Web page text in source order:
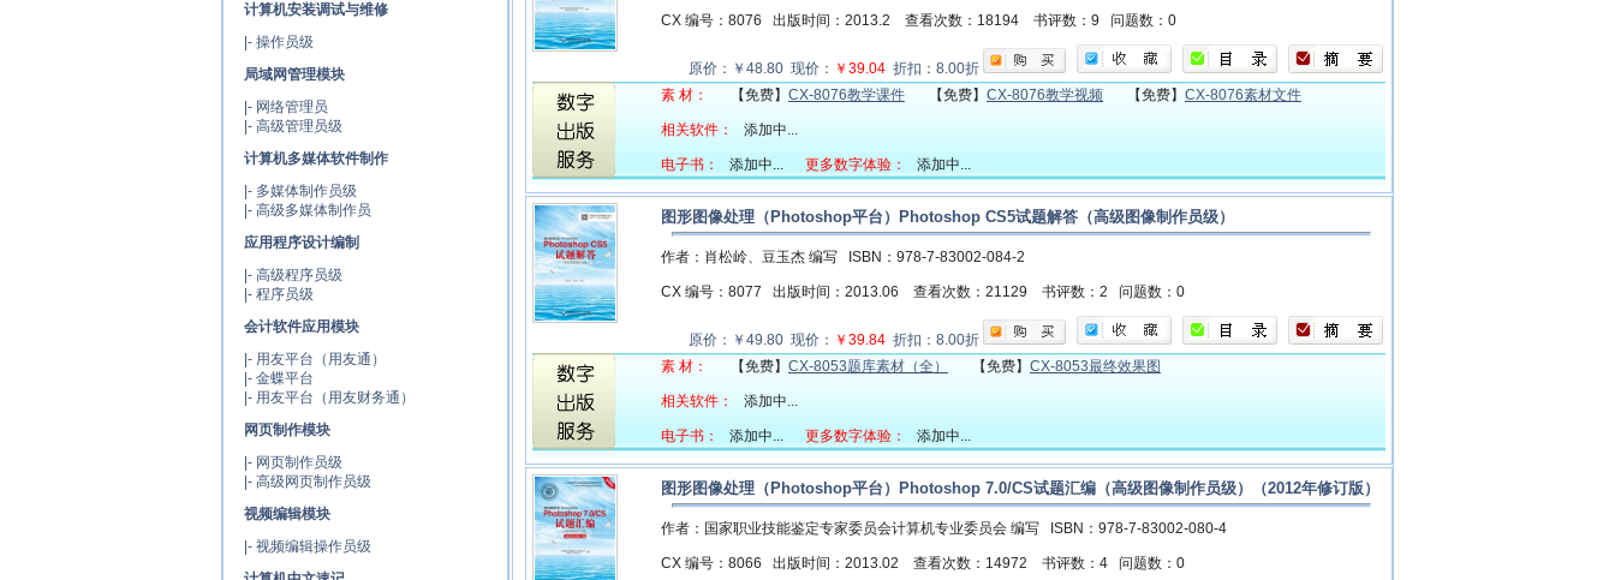
计算机安装调试与维修
|- 操作员级
局域网管理模块
|- 网络管理员
|- 高级管理员级
计算机多媒体软件制作
|- 多媒体制作员级
|- 高级多媒体制作员
应用程序设计编制
|- 高级程序员级
|- 程序员级
会计软件应用模块
|- 用友平台（用友通）
|- 金蝶平台
|- 用友平台（用友财务通）
网页制作模块
|- 网页制作员级
|- 高级网页制作员级
视频编辑模块
|- 视频编辑操作员级
CX 编号：8076 出版时间：2013.2 查看次数：18194 书评数：9 问题数：0
原价：￥48.80 现价： ￥39.04 折扣：8.00折
素 材：
【免费】 CX-8076教学课件 【免费】 CX-8076教学视频 【免费】 CX-8076素材文件
相关软件： 添加中...
电子书： 添加中... 更多数字体验： 添加中...
图形图像处理（Photoshop平台）Photoshop CS5试题解答（高级图像制作员级）
作者：肖松岭、豆玉杰 编写 ISBN：978-7-83002-084-2
CX 编号：8077 出版时间：2013.06 查看次数：21129 书评数：2 问题数：0
原价：￥49.80 现价： ￥39.84 折扣：8.00折
素 材：
【免费】 CX-8053题库素材（全） 【免费】 CX-8053最终效果图
相关软件： 添加中...
电子书： 添加中... 更多数字体验： 添加中...
图形图像处理（Photoshop平台）Photoshop 7.0/CS试题汇编（高级图像制作员级）（2012年修订版）
作者：国家职业技能鉴定专家委员会计算机专业委员会 编写 ISBN：978-7-83002-080-4
CX 编号：8066 出版时间：2013.02 查看次数：14972 书评数：4 问题数：0